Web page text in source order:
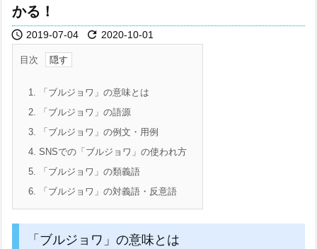
かる！
 2019-07-04  2020-10-01
目次
1. 「ブルジョワ」の意味とは
2. 「ブルジョワ」の語源
3. 「ブルジョワ」の例文・用例
4. SNSでの「ブルジョワ」の使われ方
5. 「ブルジョワ」の類義語
6. 「ブルジョワ」の対義語・反意語
「ブルジョワ」の意味とは